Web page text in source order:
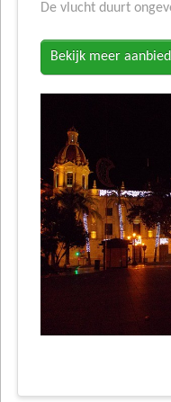
De vlucht duurt
Bekijk meer